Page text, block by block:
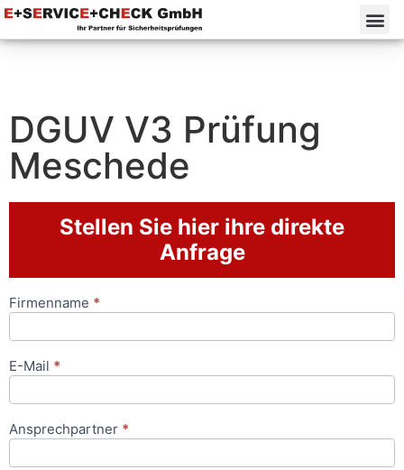
DGUV V3 Prüfung
Meschede
Stellen Sie hier ihre direkte
Anfrage
Anfrageformular
Firmenname *
E-Mail *
Ansprechpartner *